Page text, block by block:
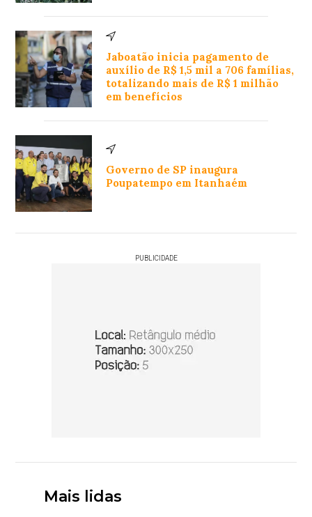
Jaboatão inicia pagamento de
auxílio de R$ 1,5 mil a 706 famílias,
totalizando mais de R$ 1 milhão
em benefícios
Governo de SP inaugura
Poupatempo em Itanhaém
PUBLICIDADE
Mais lidas